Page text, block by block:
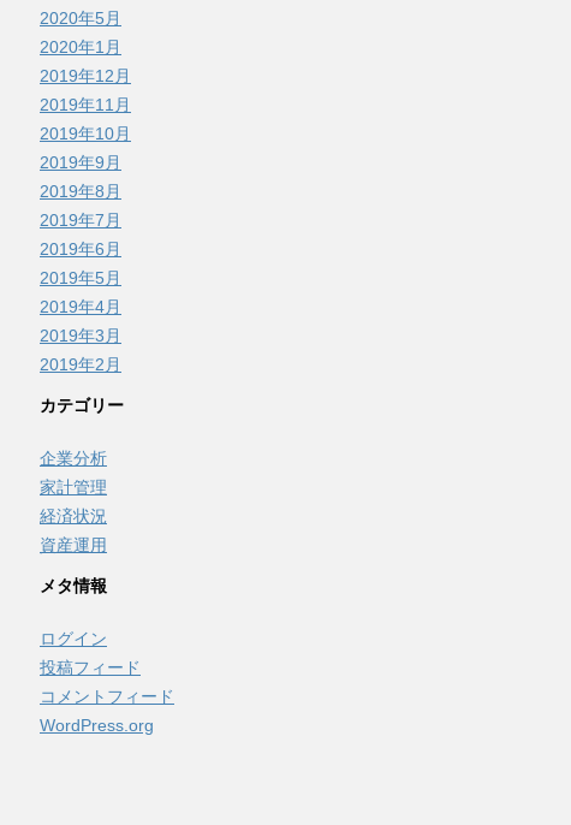
2020年5月
2020年1月
2019年12月
2019年11月
2019年10月
2019年9月
2019年8月
2019年7月
2019年6月
2019年5月
2019年4月
2019年3月
2019年2月
カテゴリー
企業分析
家計管理
経済状況
資産運用
メタ情報
ログイン
投稿フィード
コメントフィード
WordPress.org